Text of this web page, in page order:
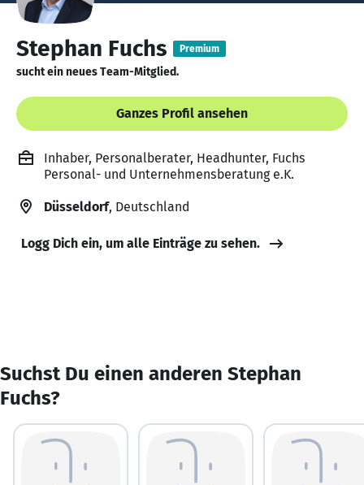
Stephan Fuchs Premium
sucht ein neues Team-Mitglied.
Ganzes Profil ansehen
Inhaber, Personalberater, Headhunter, Fuchs
Personal- und Unternehmensberatung e.K.
Düsseldorf, Deutschland
Logg Dich ein, um alle Einträge zu sehen.
Suchst Du einen anderen Stephan
Fuchs?